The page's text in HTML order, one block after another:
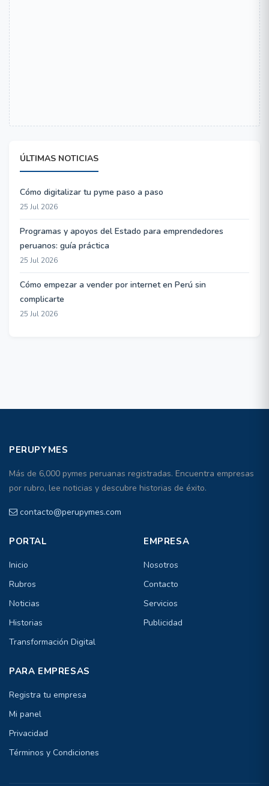
ÚLTIMAS NOTICIAS
Cómo digitalizar tu pyme paso a paso
25 Jul 2026
Programas y apoyos del Estado para emprendedores
peruanos: guía práctica
25 Jul 2026
Cómo empezar a vender por internet en Perú sin
complicarte
25 Jul 2026
PERUPYMES
Más de 6,000 pymes peruanas registradas. Encuentra empresas
por rubro, lee noticias y descubre historias de éxito.
contacto@perupymes.com
PORTAL
Inicio
Rubros
Noticias
Historias
Transformación Digital
EMPRESA
Nosotros
Contacto
Servicios
Publicidad
PARA EMPRESAS
Registra tu empresa
Mi panel
Privacidad
Términos y Condiciones